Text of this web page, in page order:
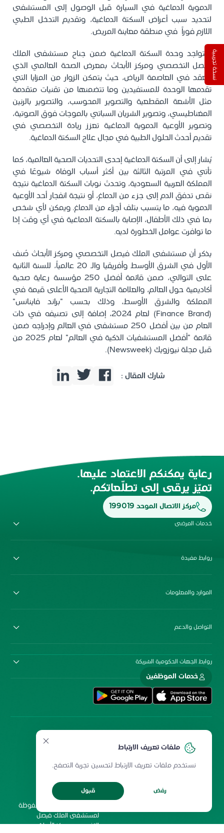
الدموية الدماغية في السيارة قبل الوصول إلى المستشفى
لتحديد سبب أعراض السكتة الدماغية، وتقديم التدخل الطبي
اللازم فوراً في منطقة معاينة المريض.
وتتواجد وحدة السكتة الدماغية ضمن جناح مستشفى الملك
فيصل التخصصي ومركز الأبحاث بمعرض الصحة العالمي الذي
ينعقد في العاصمة الرياض، حيث يتمكن الزوار من المزايا التي
تقدمها الوحدة للمستفيدين وما تتضمنها من تقنيات متقدمة
مثل الأشعة المقطعية والتصوير المحوسب، والتصوير بالرنين
المغناطيسي، وتصوير الشريان السباتي بالموجات فوق الصوتية،
وتصوير الأوعية الدموية الدماغية تعزز ريادة التخصصي في
تقديم أحدث الحلول الطبية في مجال علاج السكتة الدماغية.
يُشار إلى أن السكتة الدماغية إحدى التحديات الصحية العالمية، كما
تأتي في المرتبة الثالثة بين أكثر أسباب الوفاة شيوعًا في
المملكة العربية السعودية، وتحدث نوبات السكتة الدماغية نتيجة
نقص تدفق الدم إلى جزء من الدماغ، أو نتيجة انفجار أحد الأوعية
الدموية فيه، ما يتسبب بتلف أجزاء من الدماغ. ويمكن لأي شخص
بما في ذلك الأطفال، الإصابة بالسكتة الدماغية في أي وقت إذا
ما توافرت عوامل الخطورة لديه.
يذكر أن مستشفى الملك فيصل التخصصي ومركز الأبحاث صُنف
الأول في الشرق الأوسط وأفريقيا والـ 20 عالمياً، للسنة الثانية
على التوالي، ضمن قائمة أفضل 250 مؤسسة رعاية صحية
أكاديمية حول العالم، والعلامة التجارية الصحية الأعلى قيمة في
المملكة والشرق الأوسط، وذلك بحسب "براند فاينانس"
(Finance Brand) لعام 2024، إضافة إلى تصنيفه في ذات
العام من بين أفضل 250 مستشفى في العالم وإدراجه ضمن
قائمة "أفضل المستشفيات الذكية في العالم" لعام 2025 من
قبل مجلة نيوزويك (Newsweek).
شارك المقال :
ملفات تعريف الارتباط
نستخدم ملفات تعريف الارتباط لتحسين تجربة التصفح.
رفض قبول
رعاية يمكنكم الاعتماد عليها.
تميّز يرقى إلى تطلّعاتكم.
مركز الاتصال الموحد 199019
خدمات المرضى
روابط مفيدة
الموارد والمعلومات
التواصل والدعم
روابط الجهات الحكومية الشريكة
خدمات الموظفين
سياسة المشاركة الإلكترونية
سياسة الخصوصية
ميثاق المستخدمين
حقوق إعادة الطبع
شروط الاستخدام
2026 جميع الحقوق محفوظة
لمستشفى الملك فيصل
التخصصي ومركز الأبحاث
نسخة تجريبية